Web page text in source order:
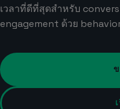
เวลาที่ดีที่สุดสำหรับ
engagement ด้วย